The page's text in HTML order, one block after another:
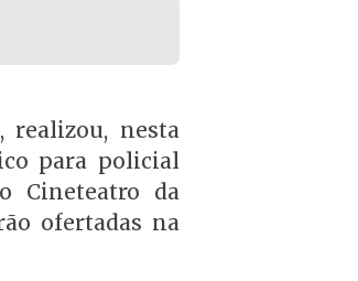
realizou, nesta
para policial
Cineteatro da
ofertadas na